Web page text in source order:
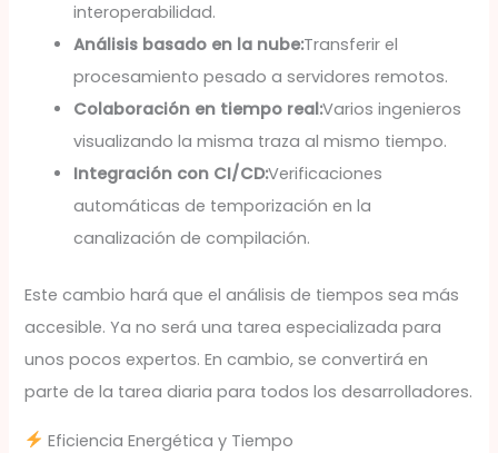
interoperabilidad.
Análisis basado en la nube:Transferir el
procesamiento pesado a servidores remotos.
Colaboración en tiempo real:Varios ingenieros
visualizando la misma traza al mismo tiempo.
Integración con CI/CD:Verificaciones
automáticas de temporización en la
canalización de compilación.
Este cambio hará que el análisis de tiempos sea más
accesible. Ya no será una tarea especializada para
unos pocos expertos. En cambio, se convertirá en
parte de la tarea diaria para todos los desarrolladores.
Eficiencia Energética y Tiempo